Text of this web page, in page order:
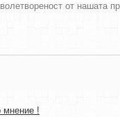
от нашата
мнение !